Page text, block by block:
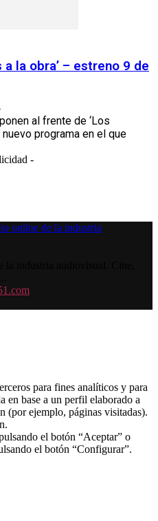
la obra’ – estreno 9 de
al frente de ‘Los
nuevo programa en el que
-
para fines analíticos y para
en base a un perfil elaborado a
(por ejemplo, páginas visitadas).
el botón “Aceptar” o
el botón “Configurar”.